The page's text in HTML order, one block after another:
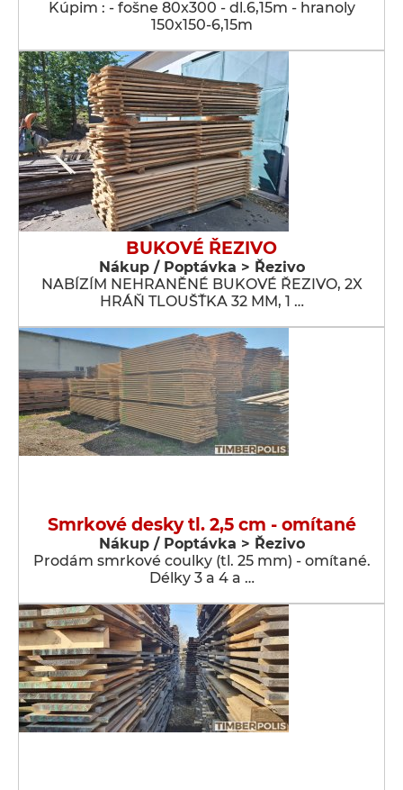
Kúpim : - fošne 80x300 - dl.6,15m - hranoly
150x150-6,15m
BUKOVÉ ŘEZIVO
Nákup / Poptávka > Řezivo
NABÍZÍM NEHRANĚNÉ BUKOVÉ ŘEZIVO, 2X
HRÁŇ TLOUŠŤKA 32 MM, 1 …
Smrkové desky tl. 2,5 cm - omítané
Nákup / Poptávka > Řezivo
Prodám smrkové coulky (tl. 25 mm) - omítané.
Délky 3 a 4 a …